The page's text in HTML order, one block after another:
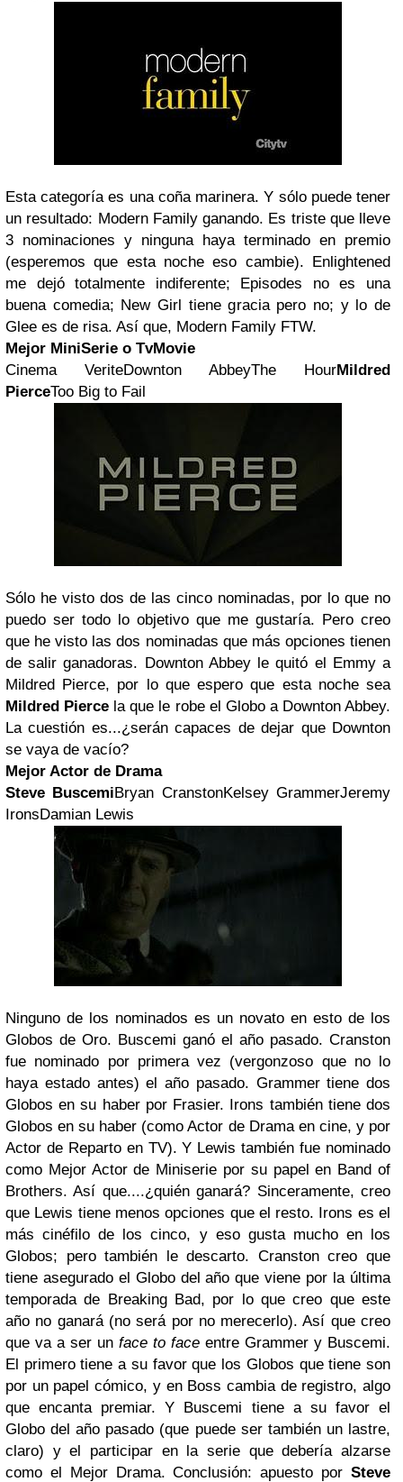
Esta categoría es una coña marinera. Y sólo puede tener
un resultado: Modern Family ganando. Es triste que lleve
3 nominaciones y ninguna haya terminado en premio
(esperemos que esta noche eso cambie). Enlightened
me dejó totalmente indiferente; Episodes no es una
buena comedia; New Girl tiene gracia pero no; y lo de
Glee es de risa. Así que, Modern Family FTW.
Mejor MiniSerie o TvMovie
Cinema VeriteDownton AbbeyThe HourMildred
PierceToo Big to Fail
Sólo he visto dos de las cinco nominadas, por lo que no
puedo ser todo lo objetivo que me gustaría. Pero creo
que he visto las dos nominadas que más opciones tienen
de salir ganadoras. Downton Abbey le quitó el Emmy a
Mildred Pierce, por lo que espero que esta noche sea
Mildred Pierce la que le robe el Globo a Downton Abbey.
La cuestión es...¿serán capaces de dejar que Downton
se vaya de vacío?
Mejor Actor de Drama
Steve BuscemiBryan CranstonKelsey GrammerJeremy
IronsDamian Lewis
Ninguno de los nominados es un novato en esto de los
Globos de Oro. Buscemi ganó el año pasado. Cranston
fue nominado por primera vez (vergonzoso que no lo
haya estado antes) el año pasado. Grammer tiene dos
Globos en su haber por Frasier. Irons también tiene dos
Globos en su haber (como Actor de Drama en cine, y por
Actor de Reparto en TV). Y Lewis también fue nominado
como Mejor Actor de Miniserie por su papel en Band of
Brothers. Así que....¿quién ganará? Sinceramente, creo
que Lewis tiene menos opciones que el resto. Irons es el
más cinéfilo de los cinco, y eso gusta mucho en los
Globos; pero también le descarto. Cranston creo que
tiene asegurado el Globo del año que viene por la última
temporada de Breaking Bad, por lo que creo que este
año no ganará (no será por no merecerlo). Así que creo
que va a ser un face to face entre Grammer y Buscemi.
El primero tiene a su favor que los Globos que tiene son
por un papel cómico, y en Boss cambia de registro, algo
que encanta premiar. Y Buscemi tiene a su favor el
Globo del año pasado (que puede ser también un lastre,
claro) y el participar en la serie que debería alzarse
como el Mejor Drama. Conclusión: apuesto por Steve